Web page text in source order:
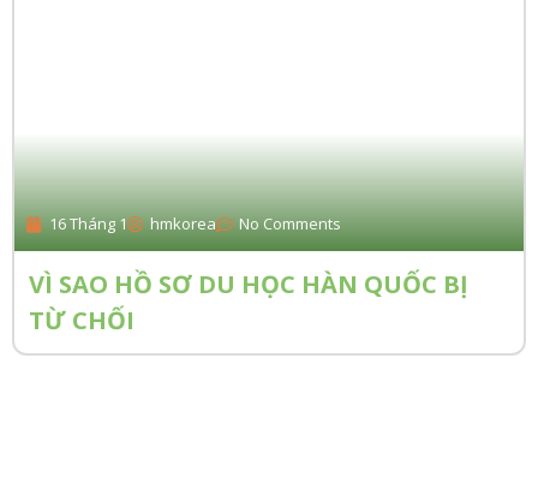
16 Tháng 1 hmkorea No Comments
VÌ SAO HỒ SƠ DU HỌC HÀN QUỐC BỊ
TỪ CHỐI